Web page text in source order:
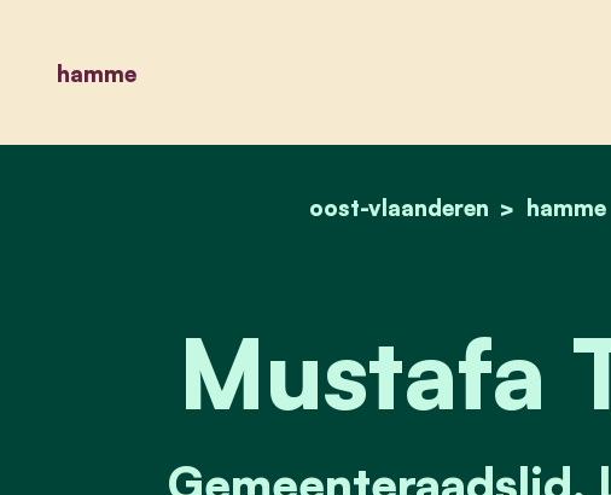
hamme
home
oost-vlaanderen hamme
Mustafa
Gemeenteraadslid,